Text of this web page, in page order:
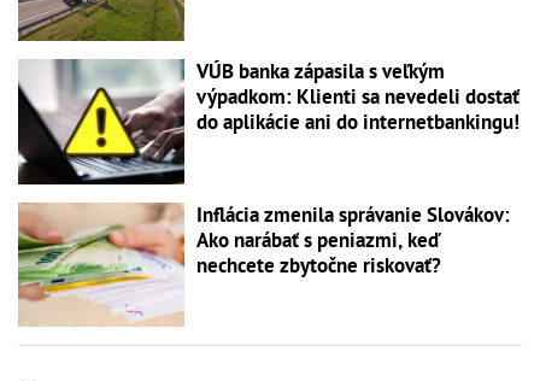
VÚB banka zápasila s veľkým
výpadkom: Klienti sa nevedeli dostať
do aplikácie ani do internetbankingu!
Inflácia zmenila správanie Slovákov:
Ako narábať s peniazmi, keď
nechcete zbytočne riskovať?